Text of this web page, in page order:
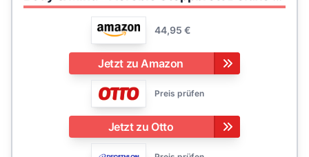
44,95 €
Jetzt zu Amazon
Preis prüfen
Jetzt zu Otto